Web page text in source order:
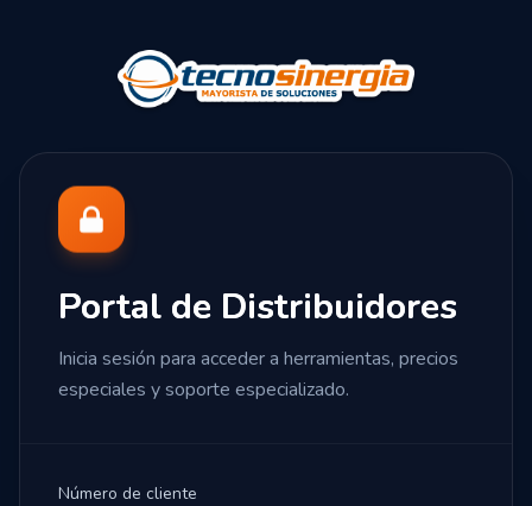
Portal de Distribuidores
Inicia sesión para acceder a herramientas, precios
especiales y soporte especializado.
Número de cliente